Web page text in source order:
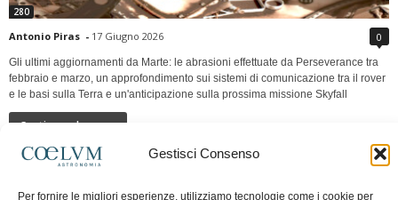
Gestisci Consenso
Per fornire le migliori esperienze, utilizziamo tecnologie come i cookie per
280
Antonio Piras - 17 Giugno 2026 0
Gli ultimi aggiornamenti da Marte: le abrasioni effettuate da Perseverance tra
febbraio e marzo, un approfondimento sui sistemi di comunicazione tra il rover
e le basi sulla Terra e un'anticipazione sulla prossima missione Skyfall
Continua a leggere